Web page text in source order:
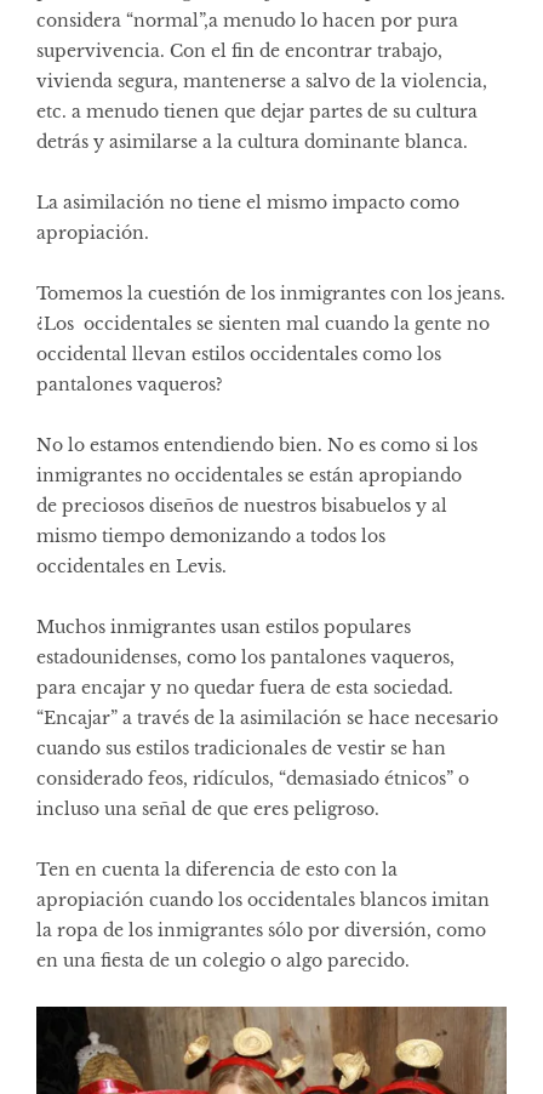
considera “normal”,a menudo lo hacen por pura
supervivencia. Con el fin de encontrar trabajo,
vivienda segura, mantenerse a salvo de la violencia,
etc. a menudo tienen que dejar partes de su cultura
detrás y asimilarse a la cultura dominante blanca.
La asimilación no tiene el mismo impacto como
apropiación.
Tomemos la cuestión de los inmigrantes con los jeans.
¿Los occidentales se sienten mal cuando la gente no
occidental llevan estilos occidentales como los
pantalones vaqueros?
No lo estamos entendiendo bien. No es como si los
inmigrantes no occidentales se están apropiando
de preciosos diseños de nuestros bisabuelos y al
mismo tiempo demonizando a todos los
occidentales en Levis.
Muchos inmigrantes usan estilos populares
estadounidenses, como los pantalones vaqueros,
para encajar y no quedar fuera de esta sociedad.
“Encajar” a través de la asimilación se hace necesario
cuando sus estilos tradicionales de vestir se han
considerado feos, ridículos, “demasiado étnicos” o
incluso una señal de que eres peligroso.
Ten en cuenta la diferencia de esto con la
apropiación cuando los occidentales blancos imitan
la ropa de los inmigrantes sólo por diversión, como
en una fiesta de un colegio o algo parecido.